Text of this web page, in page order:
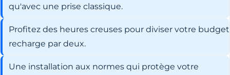
qu'avec une prise classique.
Profitez des heures creuses pour diviser votre budget
recharge par deux.
Une installation aux normes qui protège votre